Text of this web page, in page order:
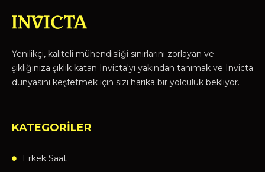
Yenilikçi, kaliteli mühendisliği sınırlarını zorlayan ve
şıklığınıza şıklık katan Invicta'yı yakından tanımak ve Invicta
dünyasını keşfetmek için sizi harika bir yolculuk bekliyor.
KATEGORİLER
Erkek Saat